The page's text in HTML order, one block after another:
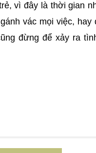
vì đây là thời gian
vác mọi việc, hay
đừng để xảy ra